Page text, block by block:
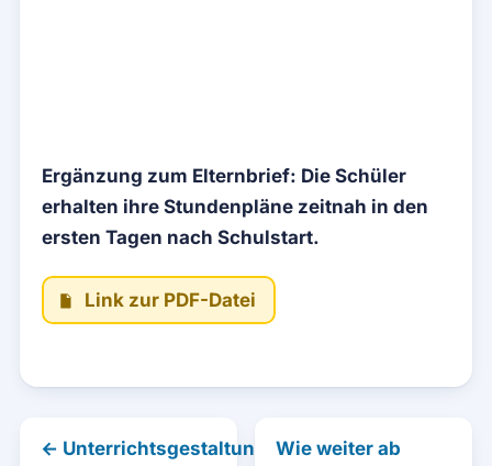
Ergänzung zum Elternbrief: Die Schüler
erhalten ihre Stundenpläne zeitnah in den
ersten Tagen nach Schulstart.
Link zur PDF-Datei
← Unterrichtsgestaltung
Wie weiter ab